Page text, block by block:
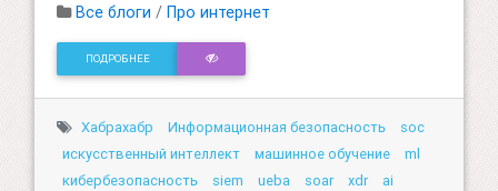
Все блоги / Про интернет
ПОДРОБНЕЕ
Хабрахабр Информационная безопасность
soc
искусственный интеллект
машинное обучение
ml
кибербезопасность
siem ueba soar xdr ai